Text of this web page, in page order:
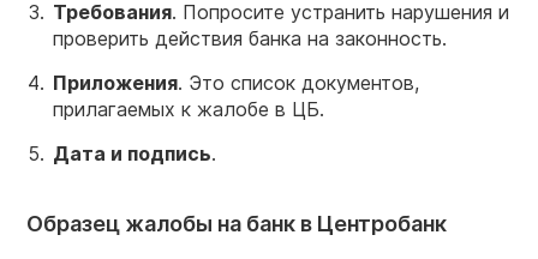
Требования. Попросите устранить нарушения и
проверить действия банка на законность.
Приложения. Это список документов,
прилагаемых к жалобе в ЦБ.
Дата и подпись.
Образец жалобы на банк в Центробанк